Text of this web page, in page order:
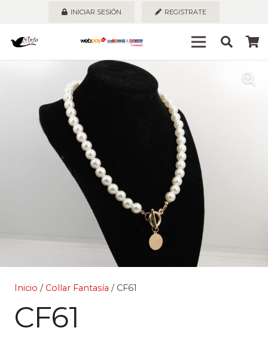
INICIAR SESIÓN REGISTRATE
Inicio / Collar Fantasía / CF61
CF61